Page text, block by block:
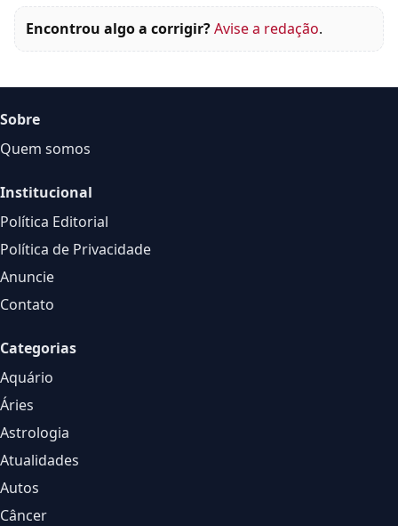
Encontrou algo a corrigir?Avise a redação.
Sobre
Quem somos
Institucional
Política Editorial
Política de Privacidade
Anuncie
Contato
Categorias
Aquário
Áries
Astrologia
Atualidades
Autos
Câncer